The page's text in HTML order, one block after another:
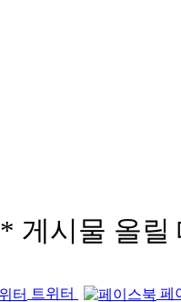
* 게시물 올릴
트위터
페